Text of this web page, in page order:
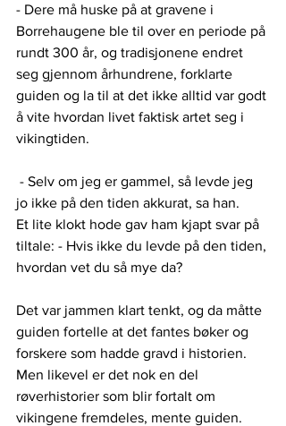
- Dere må huske på at gravene i
Borrehaugene ble til over en periode på
rundt 300 år, og tradisjonene endret
seg gjennom århundrene, forklarte
guiden og la til at det ikke alltid var godt
å vite hvordan livet faktisk artet seg i
vikingtiden.
jo ikke på den tiden akkurat, sa han.
Et lite klokt hode gav ham kjapt svar på
tiltale: - Hvis ikke du levde på den tiden,
hvordan vet du så mye da?
Det var jammen klart tenkt, og da måtte
guiden fortelle at det fantes bøker og
forskere som hadde gravd i historien.
Men likevel er det nok en del
røverhistorier som blir fortalt om
vikingene fremdeles, mente guiden.